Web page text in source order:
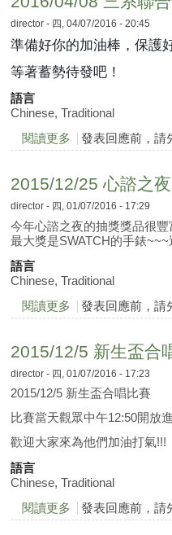
director - 四, 04/07/2016 - 20:45
準備好你的加油棒， 保護
等著蓄勢待發吧！
語言
Chinese, Traditional
閱讀更多 關於2016/04/08 三
發表回應前，請
2015/12/25 心諮之
director - 四, 01/07/2016 - 17:29
今年心諮之夜的抽獎獎品很豐
最大獎是SWATCH的手錶
語言
Chinese, Traditional
閱讀更多 關於2015/12/25 心
發表回應前，請
2015/12/5 新生盃合
director - 四, 01/07/2016 - 17:23
2015/12/5 新生盃合唱比賽
比賽當天觀眾中午12:50開放
歡迎大家來為他們加油打氣!!!
語言
Chinese, Traditional
閱讀更多 關於2015/12/5 新生
發表回應前，請